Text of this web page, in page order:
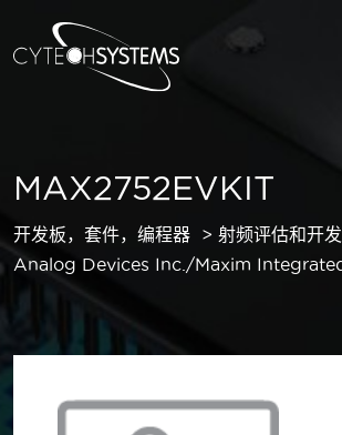
MAX2752EVKIT
开发板，套件，编程器
射频评估和开
Analog Devices Inc./Maxim